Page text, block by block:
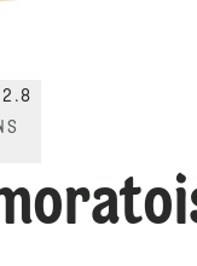
rating 2.8. Click to
2.8